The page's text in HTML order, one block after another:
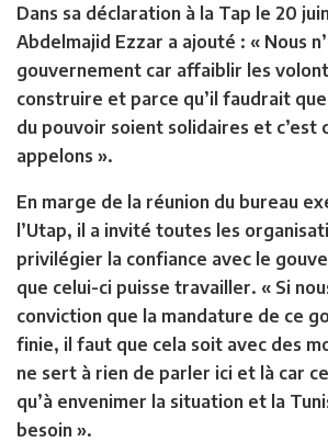
Dans sa déclaration à la Tap le 20
Abdelmajid Ezzar a ajouté : « Nous
gouvernement car affaiblir les
construire et parce qu’il faudrait
du pouvoir soient solidaires et c’est
appelons ».
En marge de la réunion du bureau
l’Utap, il a invité toutes les
privilégier la confiance avec le
que celui-ci puisse travailler. « Si
conviction que la mandature de ce
finie, il faut que cela soit avec des
ne sert à rien de parler ici et là car
qu’à envenimer la situation et la
besoin ».